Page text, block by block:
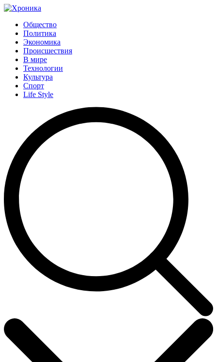
Общество
Политика
Экономика
Происшествия
В мире
Технологии
Культура
Спорт
Life Style